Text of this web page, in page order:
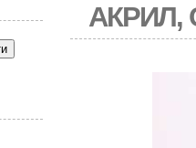
АКРИЛ,